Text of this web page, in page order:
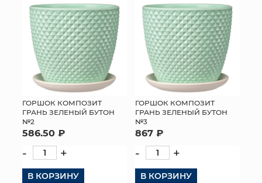
ГОРШОК КОМПОЗИТ
ГРАНЬ ЗЕЛЕНЫЙ БУТОН
№2
586.50 ₽
- +
В КОРЗИНУ
ГОРШОК КОМПОЗИТ
ГРАНЬ ЗЕЛЕНЫЙ БУТОН
№3
867 ₽
- +
В КОРЗИНУ